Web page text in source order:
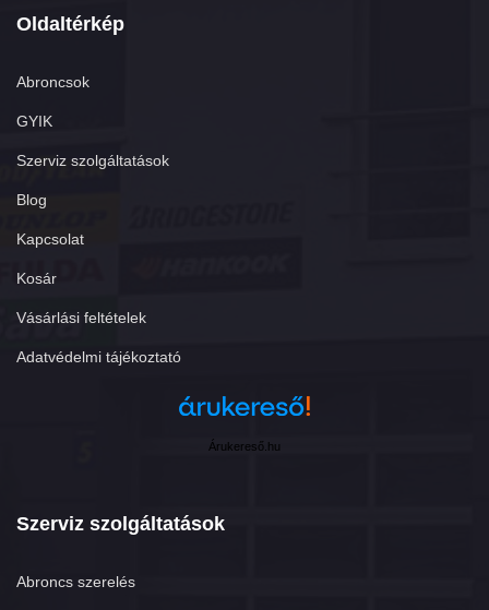
Oldaltérkép
Abroncsok
GYIK
Szerviz szolgáltatások
Blog
Kapcsolat
Kosár
Vásárlási feltételek
Adatvédelmi tájékoztató
Árukereső.hu
Szerviz szolgáltatások
Abroncs szerelés